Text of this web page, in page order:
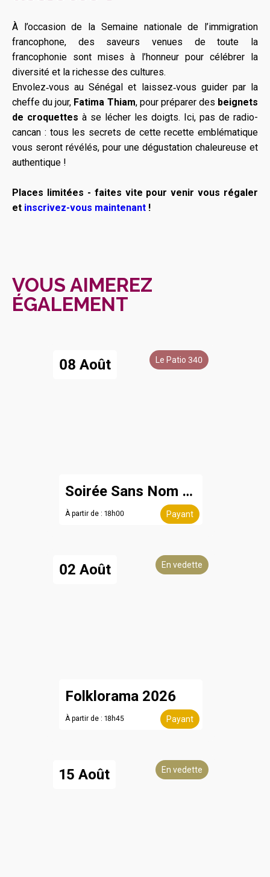
À l’occasion de la Semaine nationale de l’immigration
francophone, des saveurs venues de toute la
francophonie sont mises à l’honneur pour célébrer la
diversité et la richesse des cultures.
Envolez‑vous au Sénégal et laissez‑vous guider par la
cheffe du jour, Fatima Thiam, pour préparer des beignets
de croquettes à se lécher les doigts. Ici, pas de radio-
cancan : tous les secrets de cette recette emblématique
vous seront révélés, pour une dégustation chaleureuse et
authentique !
Places limitées - faites vite pour venir vous régaler
et inscrivez-vous maintenant !
VOUS AIMEREZ
ÉGALEMENT
08 Août Le Patio 340
Soirée Sans Nom - 8 août
À partir de : 18h00 Payant
02 Août En vedette
Folklorama 2026
À partir de : 18h45 Payant
15 Août En vedette